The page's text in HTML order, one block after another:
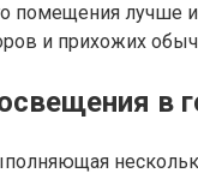
помещения лучше
и прихожих
в